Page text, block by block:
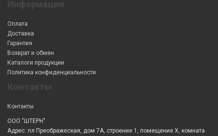
Оплата
Доставка
Гарантия
Возврат и обмен
Каталоги продукции
Политика конфиденциальности
Контакты
ООО "ШТЕРН"
Адрес: пл Преображеская, дом 7А, строение 1, помещение X, комната